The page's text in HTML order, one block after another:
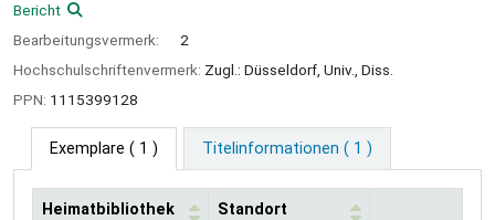
Bericht
Bearbeitungsvermerk:
2
Hochschulschriftenvermerk: Zugl.: Düsseldorf, Univ., Diss.
PPN: 1115399128
Exemplare ( 1 ) Titelinformationen ( 1 )
Heimatbibliothek Standort